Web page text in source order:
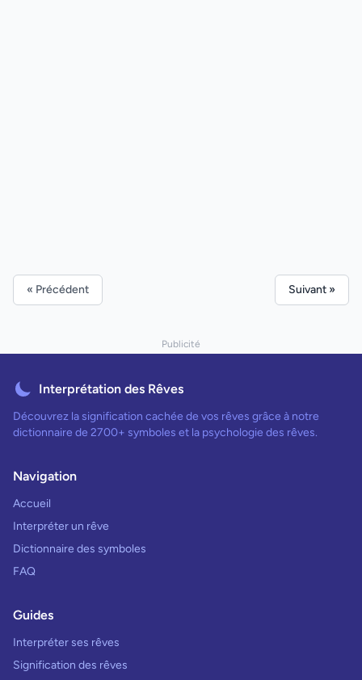
« Précédent Suivant »
Publicité
Interprétation des Rêves
Découvrez la signification cachée de vos rêves grâce à notre
dictionnaire de 2700+ symboles et la psychologie des rêves.
Navigation
Accueil
Interpréter un rêve
Dictionnaire des symboles
FAQ
Guides
Interpréter ses rêves
Signification des rêves